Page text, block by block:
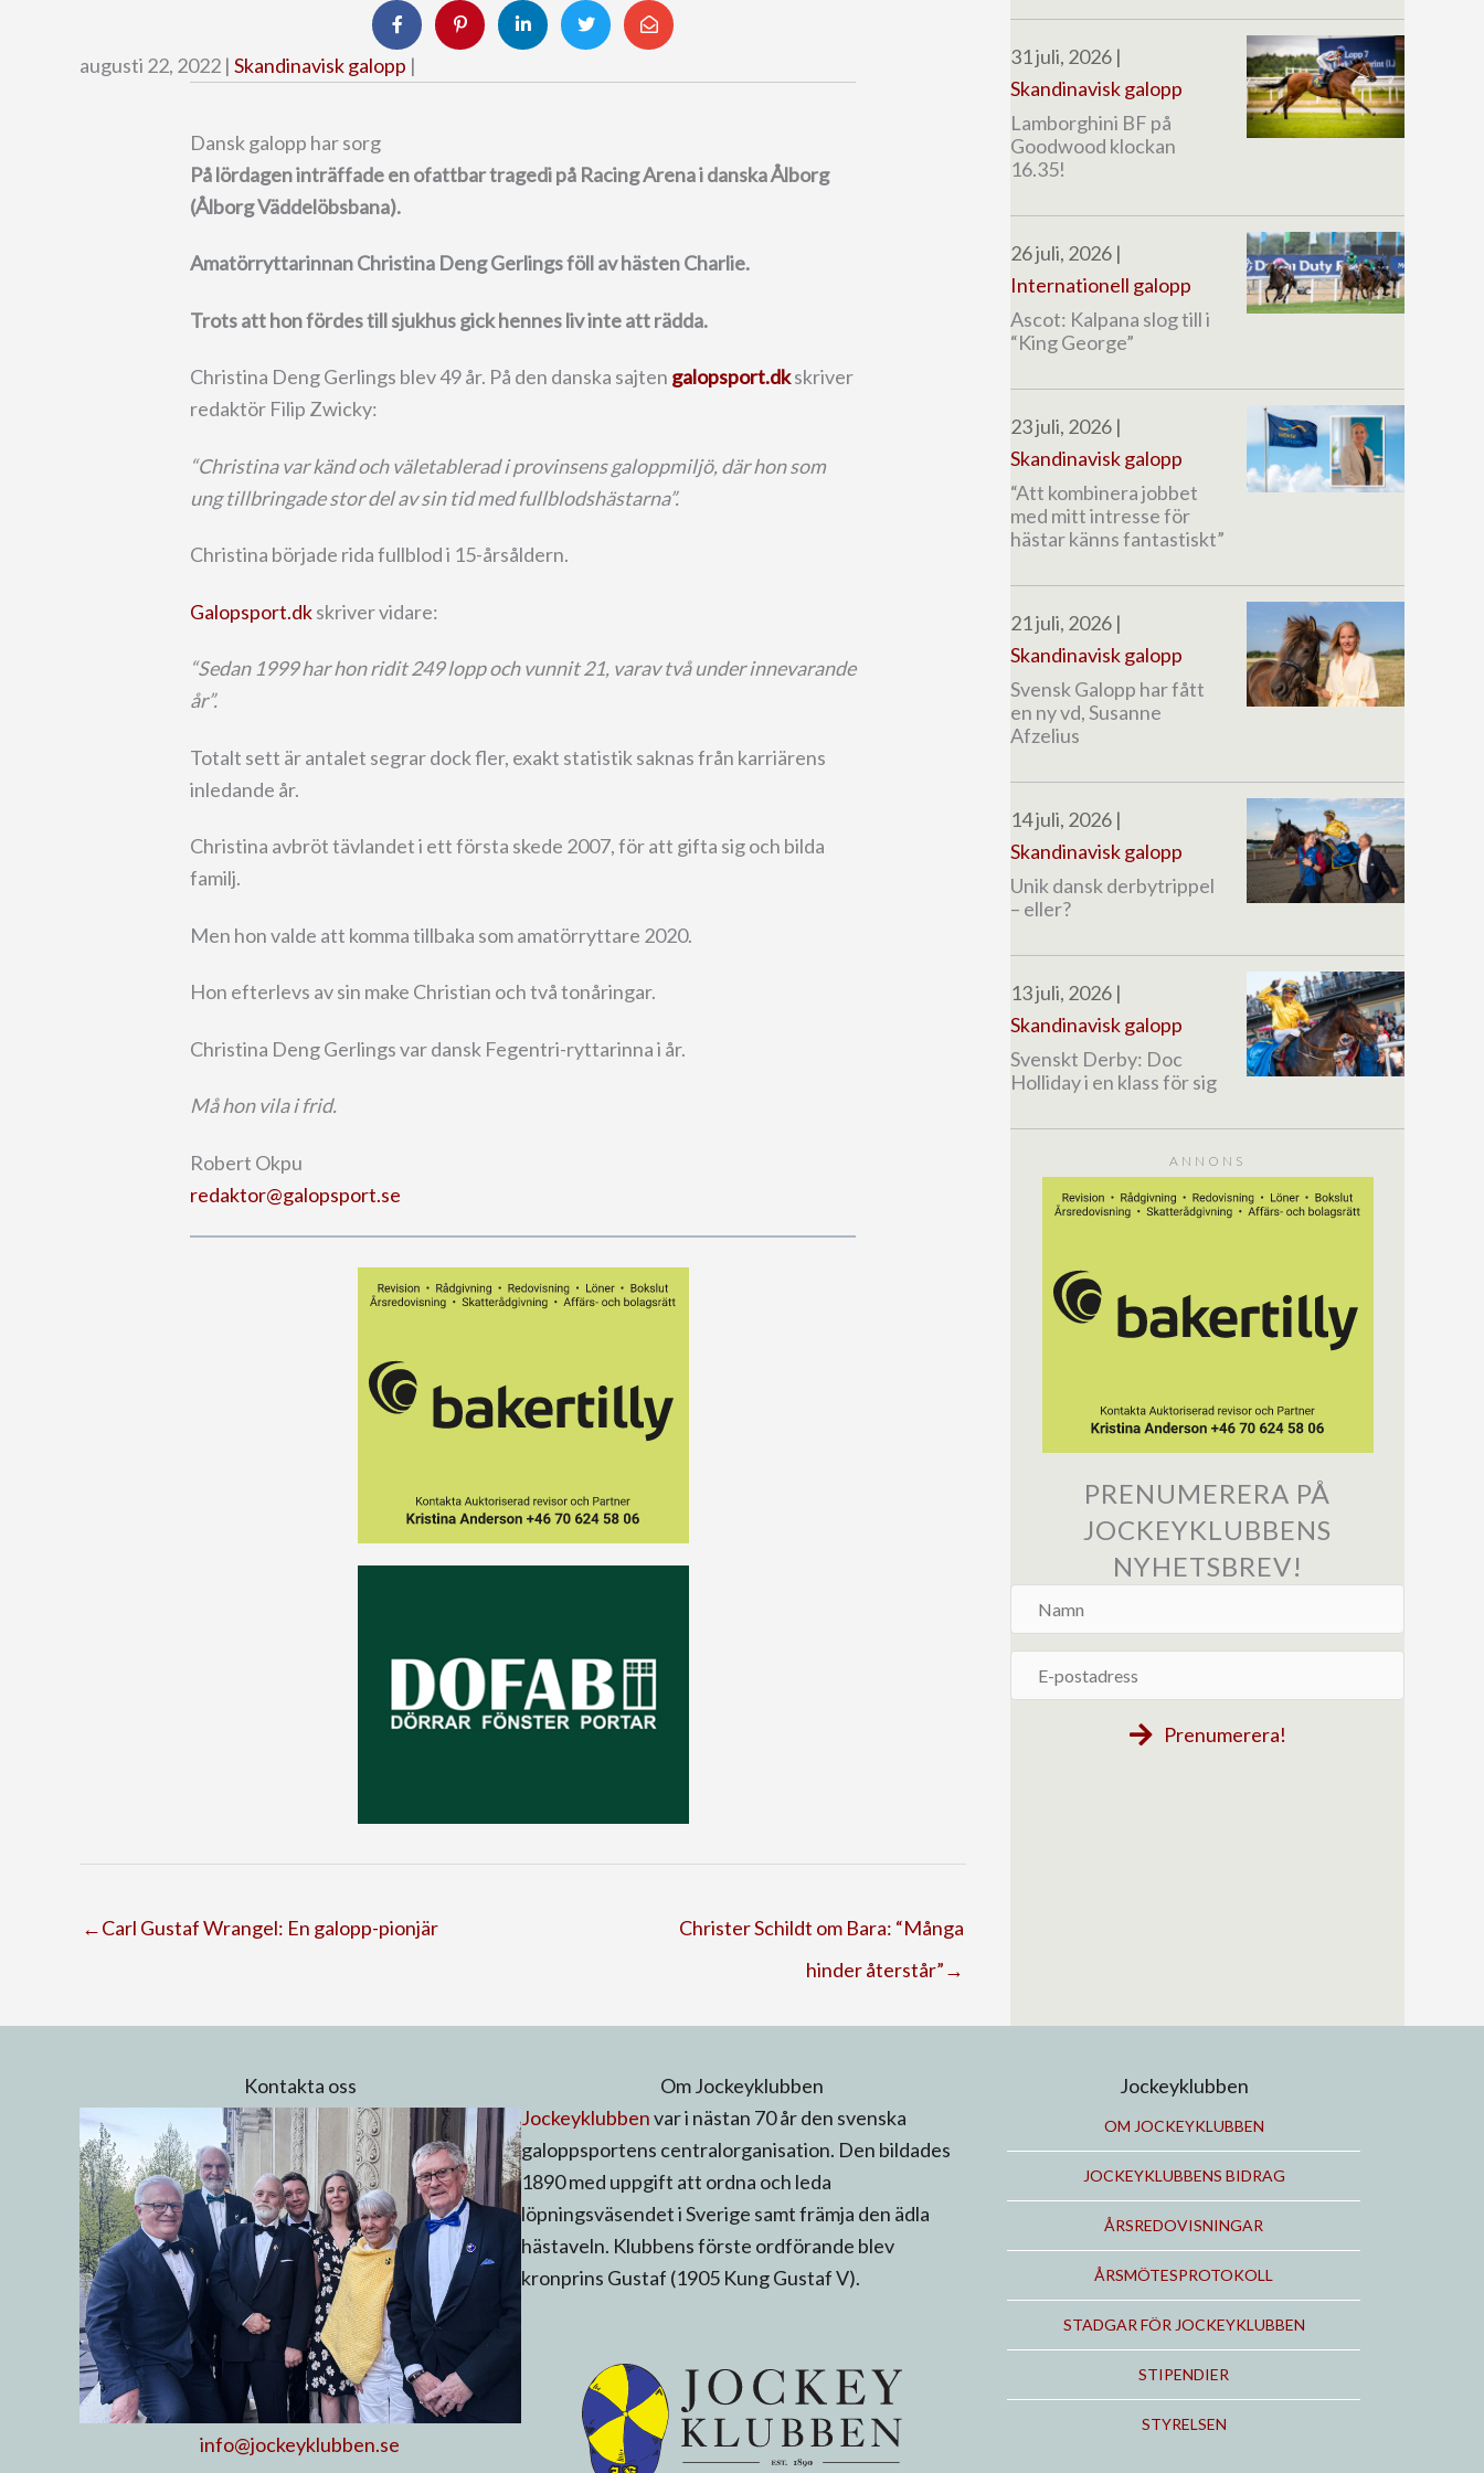
augusti 22, 2022 | Skandinavisk galopp |
Dansk galopp har sorg
På lördagen inträffade en ofattbar tragedi på Racing Arena i danska Ålborg
(Ålborg Väddelöbsbana).
Amatörryttarinnan Christina Deng Gerlings föll av hästen Charlie.
Trots att hon fördes till sjukhus gick hennes liv inte att rädda.
Christina Deng Gerlings blev 49 år. På den danska sajten galopsport.dkskriver
redaktör Filip Zwicky:
“Christina var känd och väletablerad i provinsens galoppmiljö, där hon som
ung tillbringade stor del av sin tid med fullblodshästarna”.
Christina började rida fullblod i 15-årsåldern.
Galopsport.dkskriver vidare:
“Sedan 1999 har hon ridit 249 lopp och vunnit 21, varav två under innevarande
år”.
Totalt sett är antalet segrar dock fler, exakt statistik saknas från karriärens
inledande år.
Christina avbröt tävlandet i ett första skede 2007, för att gifta sig och bilda
familj.
Men hon valde att komma tillbaka som amatörryttare 2020.
Hon efterlevs av sin make Christian och två tonåringar.
Christina Deng Gerlings var dansk Fegentri-ryttarinna i år.
Må hon vila i frid.
Robert Okpu
redaktor@galopsport.se
←Carl Gustaf Wrangel: En galopp-pionjär
Christer Schildt om Bara: “Många
hinder återstår”→
31 juli, 2026 |
Skandinavisk galopp
Lamborghini BF på
Goodwood klockan
16.35!
26 juli, 2026 |
Internationell galopp
Ascot: Kalpana slog till i
“King George”
23 juli, 2026 |
Skandinavisk galopp
“Att kombinera jobbet
med mitt intresse för
hästar känns fantastiskt”
21 juli, 2026 |
Skandinavisk galopp
Svensk Galopp har fått
en ny vd, Susanne
Afzelius
14 juli, 2026 |
Skandinavisk galopp
Unik dansk derbytrippel
– eller?
13 juli, 2026 |
Skandinavisk galopp
Svenskt Derby: Doc
Holliday i en klass för sig
ANNONS
PRENUMERERA PÅ
JOCKEYKLUBBENS
NYHETSBREV!
Namn
postadress
Prenumerera!
Kontakta oss
info@jockeyklubben.se
Om Jockeyklubben
Jockeyklubbenvar i nästan 70 år den svenska
galoppsportens centralorganisation. Den bildades
1890 med uppgift att ordna och leda
löpningsväsendet i Sverige samt främja den ädla
hästaveln. Klubbens förste ordförande blev
kronprins Gustaf (1905 Kung Gustaf V).
Jockeyklubben
OM JOCKEYKLUBBEN
JOCKEYKLUBBENS BIDRAG
ÅRSREDOVISNINGAR
ÅRSMÖTESPROTOKOLL
STADGAR FÖR JOCKEYKLUBBEN
STIPENDIER
STYRELSEN